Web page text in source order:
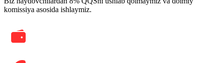
komissiya asosida ishlaymiz.